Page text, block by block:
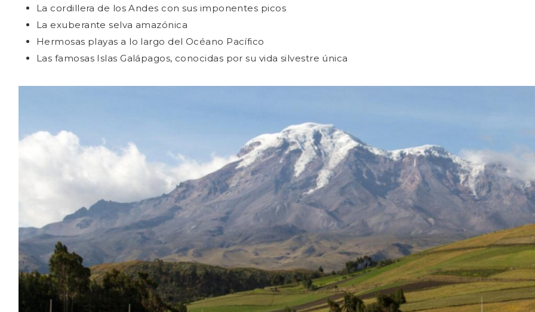
FRANCIA
GRECIA
ESPAÑA
GUÍAS DE LA CIUDAD
ESENCIALES DE VIAJE
SEGURIDAD
INSPÍRATE PARA VIAJAR
SOBRE NOSOTROS
La cordillera de los Andes con sus imponentes picos
La exuberante selva amazónica
Hermosas playas a lo largo del Océano Pacífico
Las famosas Islas Galápagos, conocidas por su vida silvestre única